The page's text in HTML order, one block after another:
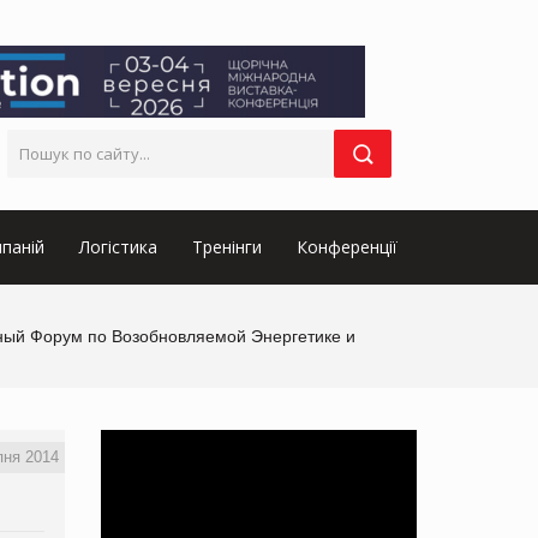
Логістика Тренінги Конференції
Форум по Возобновляемой Энергетике и
2014